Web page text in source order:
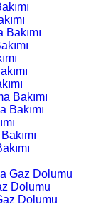
Bakımı
Bakımı
Gaz Dolumu
Dolumu
Dolumu